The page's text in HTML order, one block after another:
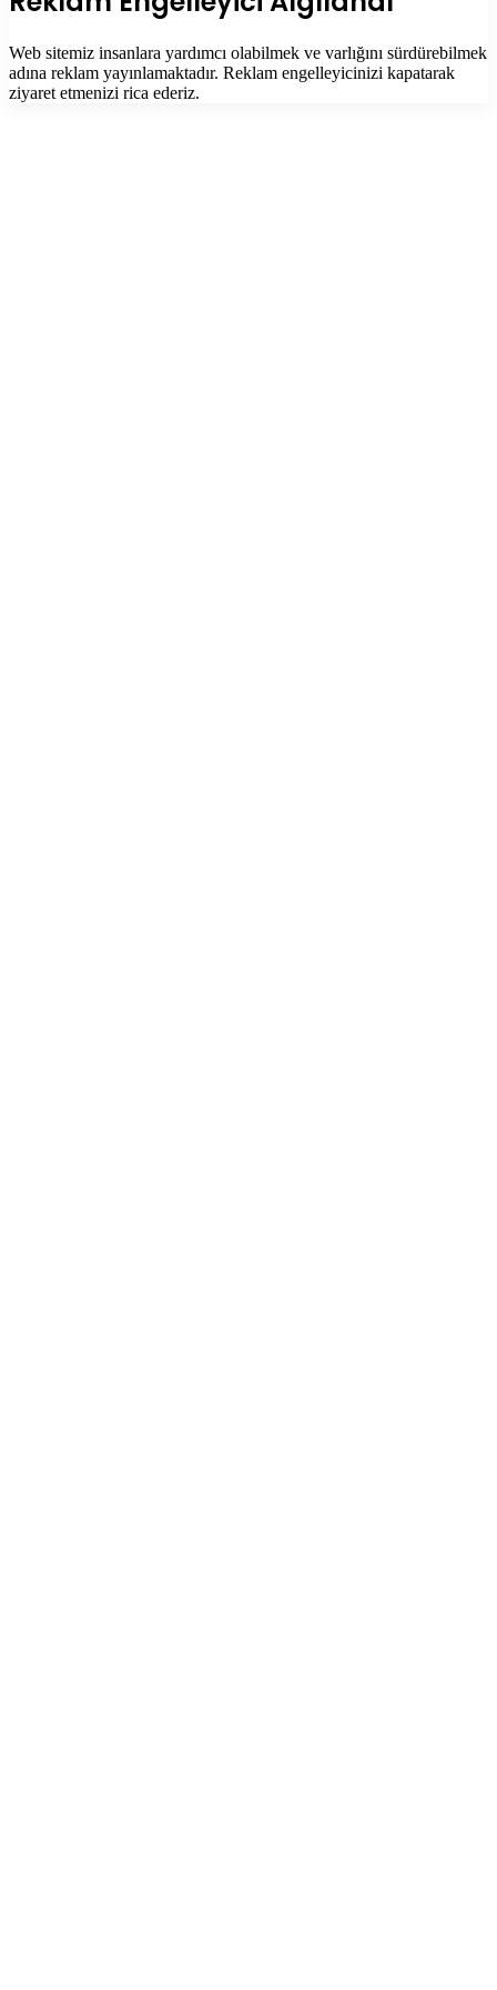
Web sitemiz insanlara yardımcı olabilmek ve varlığını sürdürebilmek
adına reklam yayınlamaktadır. Reklam engelleyicinizi kapatarak
ziyaret etmenizi rica ederiz.